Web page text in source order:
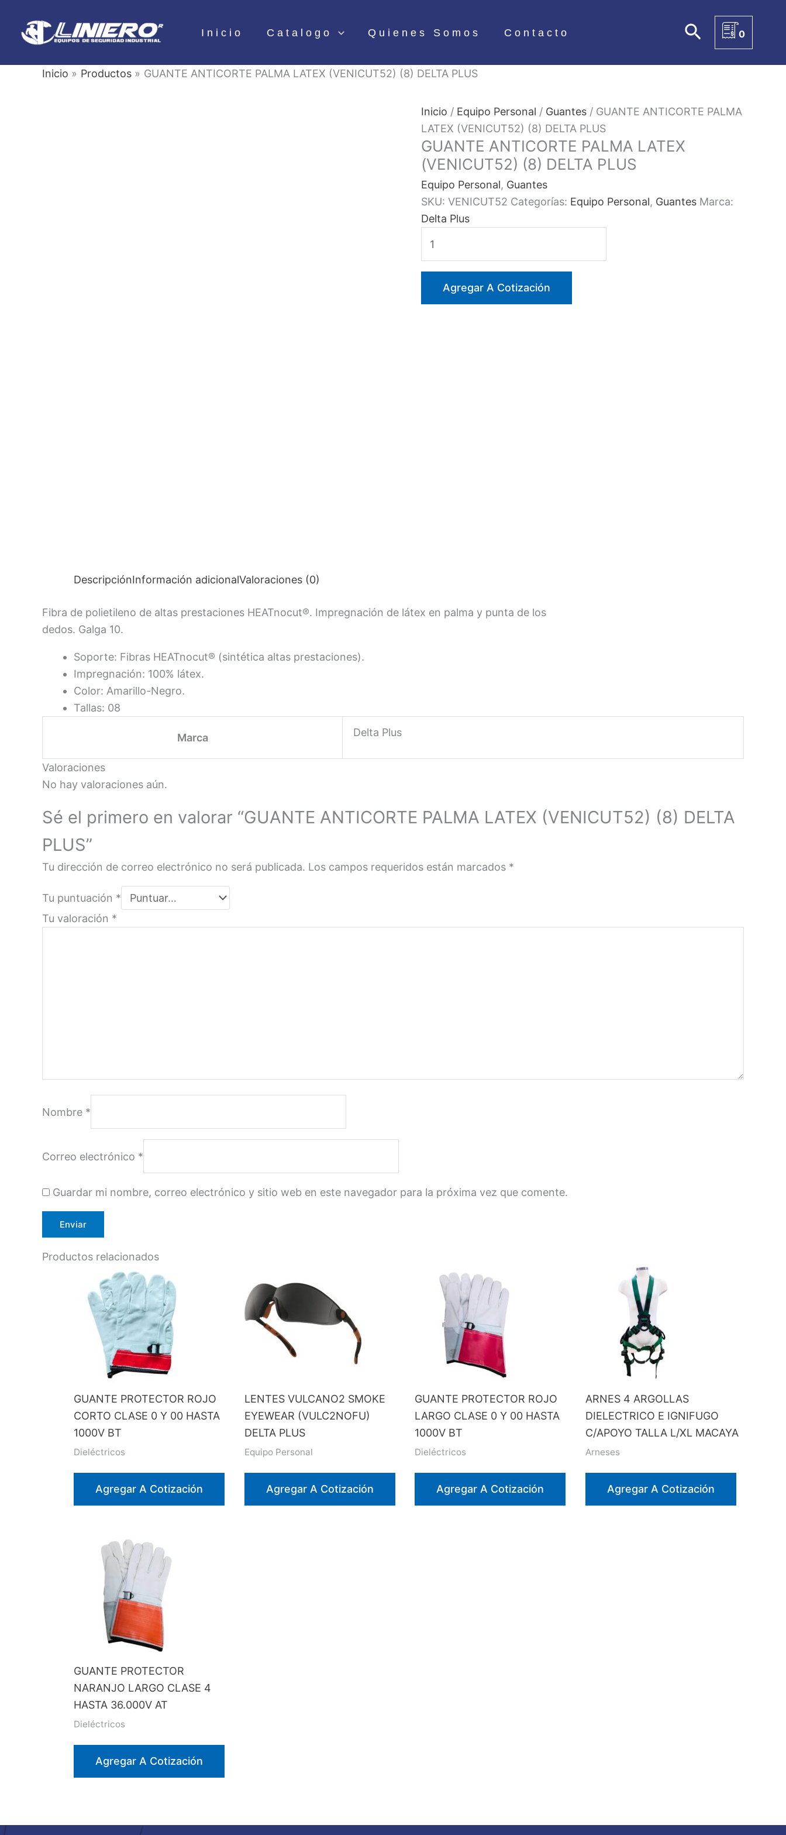
contenido
Inicio Catalogo Quienes Somos Contacto Buscar0
Inicio Productos GUANTE ANTICORTE PALMA LATEX (VENICUT52) (8) DELTA PLUS
Inicio / Equipo Personal / Guantes / GUANTE ANTICORTE PALMA
LATEX (VENICUT52) (8) DELTA PLUS
GUANTE ANTICORTE PALMA LATEX
(VENICUT52) (8) DELTA PLUS
Equipo Personal, Guantes
SKU: VENICUT52 Categorías: Equipo Personal, Guantes Marca:
Delta Plus
ANTICORTE
PALMA
LATEX
(VENICUT52)
Agregar A Cotización
DescripciónInformación adicionalValoraciones (0)
Fibra de polietileno de altas prestaciones HEATnocut®. Impregnación de látex en palma y punta de los
dedos. Galga 10.
Soporte: Fibras HEATnocut® (sintética altas prestaciones).
Impregnación: 100% látex.
Color: Amarillo-Negro.
Tallas: 08
Marca Delta Plus
Valoraciones
No hay valoraciones aún.
Sé el primero en valorar “GUANTE ANTICORTE PALMA LATEX (VENICUT52) (8) DELTA
PLUS”
Tu dirección de correo electrónico no será publicada. Los campos requeridos están marcados *
Tu puntuación *
Tu valoración *
Nombre *
Correo electrónico *
Guardar mi nombre, correo electrónico y sitio web en este navegador para la próxima vez que comente.
Productos relacionados
GUANTE PROTECTOR ROJO
CORTO CLASE 0 Y 00 HASTA
1000V BT
Dieléctricos
Agregar A Cotización
LENTES VULCANO2 SMOKE
EYEWEAR (VULC2NOFU)
DELTA PLUS
Equipo Personal
Agregar A Cotización
GUANTE PROTECTOR ROJO
LARGO CLASE 0 Y 00 HASTA
1000V BT
Dieléctricos
Agregar A Cotización
ARNES 4 ARGOLLAS
DIELECTRICO E IGNIFUGO
C/APOYO TALLA L/XL MACAYA
Arneses
Agregar A Cotización
GUANTE PROTECTOR
NARANJO LARGO CLASE 4
HASTA 36.000V AT
Dieléctricos
Agregar A Cotización